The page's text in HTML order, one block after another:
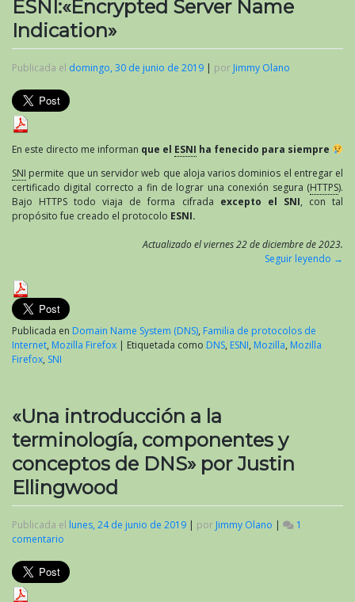
ESNI:«Encrypted Server Name
Indication»
Publicada el domingo, 30 de junio de 2019 | por Jimmy Olano
En este directo me informan que el ESNI ha fenecido para siempre
SNI permite que un servidor web que aloja varios dominios el entregar el
certificado digital correcto a fin de lograr una conexión segura (HTTPS).
Bajo HTTPS todo viaja de forma cifrada excepto el SNI, con tal
propósito fue creado el protocolo ESNI.
Actualizado el viernes 22 de diciembre de 2023.
Seguir leyendo →
Publicada en Domain Name System (DNS), Familia de protocolos de
Internet, Mozilla Firefox | Etiquetada como DNS, ESNI, Mozilla, Mozilla
Firefox, SNI
«Una introducción a la
terminología, componentes y
conceptos de DNS» por Justin
Ellingwood
Publicada el lunes, 24 de junio de 2019 | por Jimmy Olano |
1
comentario
introducción
a